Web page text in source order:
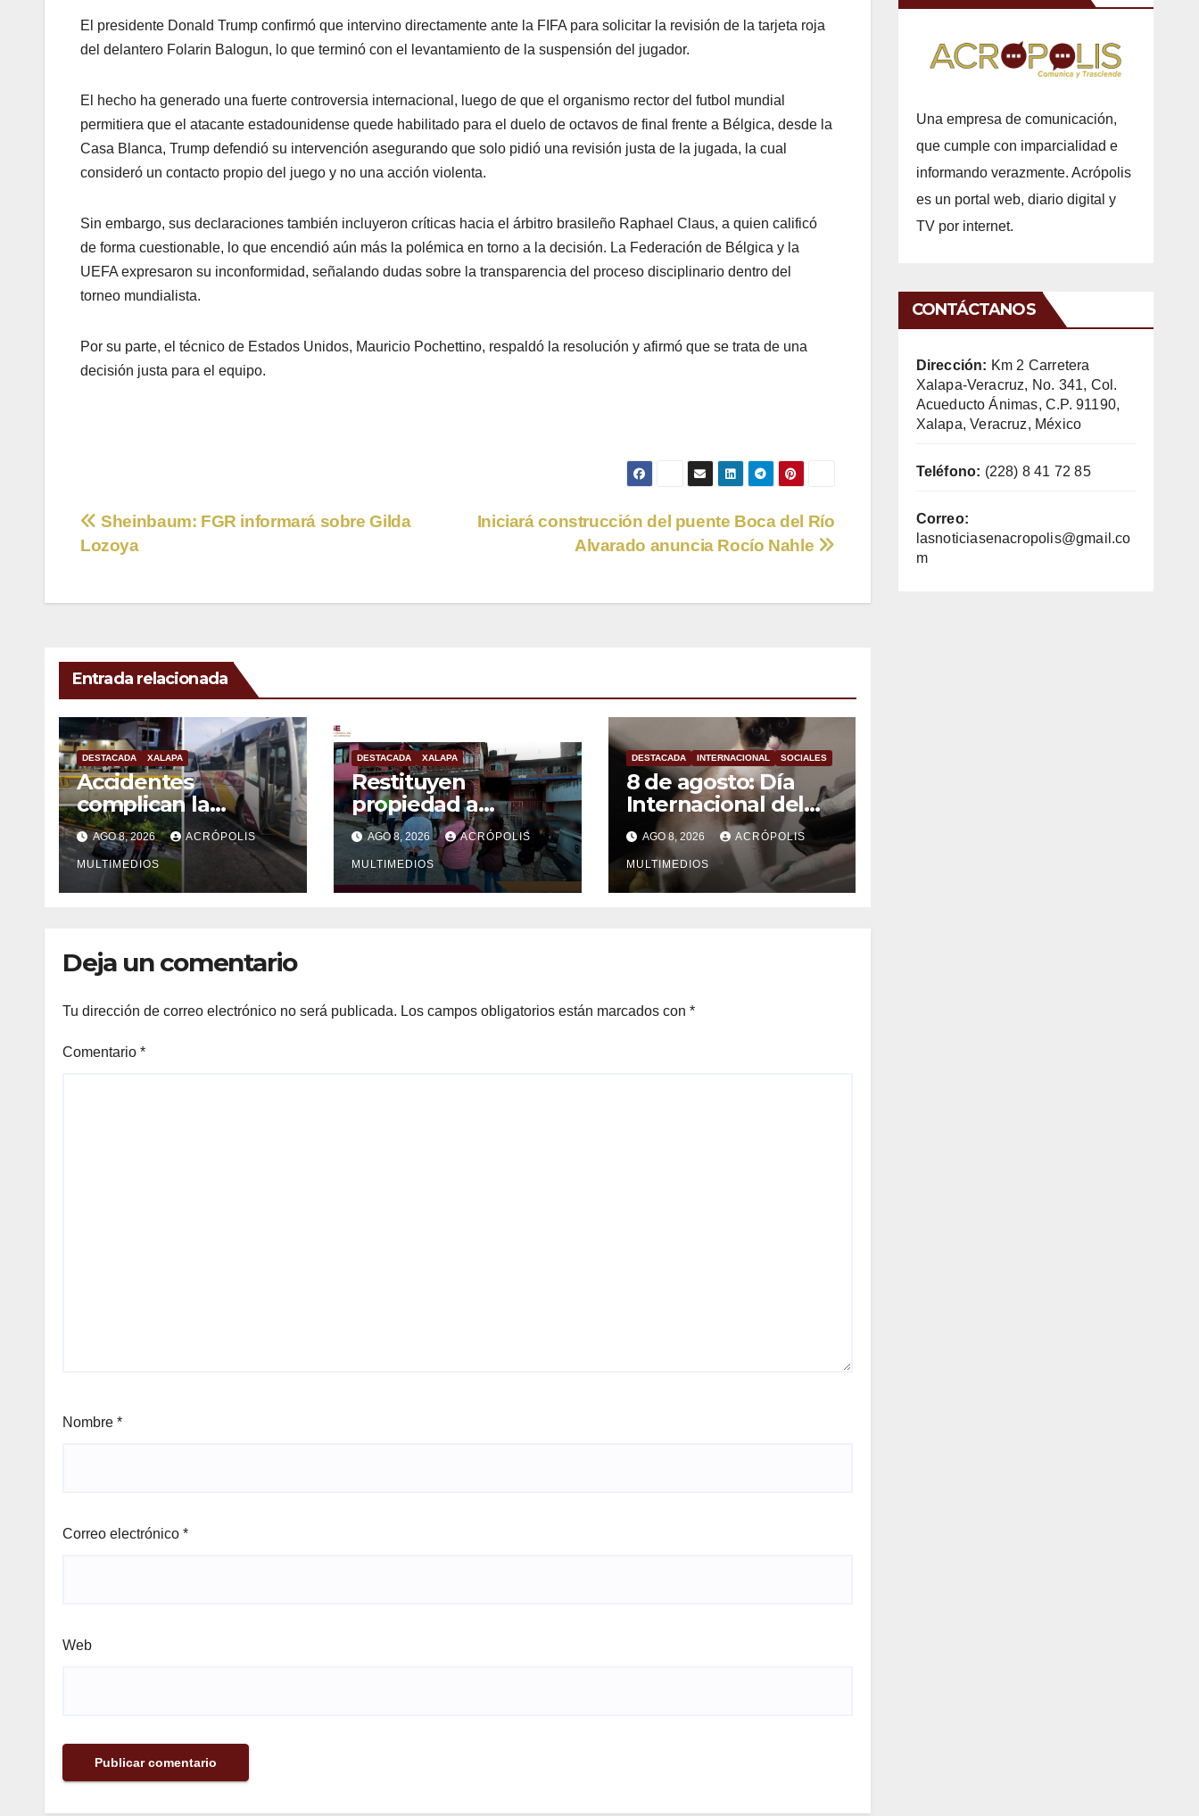
El presidente Donald Trump confirmó que intervino directamente ante la FIFA para solicitar la revisión de la tarjeta roja
del delantero Folarin Balogun, lo que terminó con el levantamiento de la suspensión del jugador.
El hecho ha generado una fuerte controversia internacional, luego de que el organismo rector del futbol mundial
permitiera que el atacante estadounidense quede habilitado para el duelo de octavos de final frente a Bélgica, desde la
Casa Blanca, Trump defendió su intervención asegurando que solo pidió una revisión justa de la jugada, la cual
consideró un contacto propio del juego y no una acción violenta.
Sin embargo, sus declaraciones también incluyeron críticas hacia el árbitro brasileño Raphael Claus, a quien calificó
de forma cuestionable, lo que encendió aún más la polémica en torno a la decisión. La Federación de Bélgica y la
UEFA expresaron su inconformidad, señalando dudas sobre la transparencia del proceso disciplinario dentro del
torneo mundialista.
Por su parte, el técnico de Estados Unidos, Mauricio Pochettino, respaldó la resolución y afirmó que se trata de una
decisión justa para el equipo.
Navegación
entradas
Iniciará construcción del puente Boca del Río
Alvarado anuncia Rocío Nahle
Sheinbaum: FGR informará sobre Gilda
Lozoya
Entrada relacionada
DESTACADA XALAPA
Accidentes
complican la
mañana en Xalapa
AGO 8, 2026 ACRÓPOLIS
MULTIMEDIOS
DESTACADA XALAPA
Restituyen
propiedad a
víctimas en Xalapa
AGO 8, 2026 ACRÓPOLIS
MULTIMEDIOS
DESTACADA INTERNACIONAL SOCIALES
8 de agosto: Día
Internacional del
Gato
AGO 8, 2026 ACRÓPOLIS
MULTIMEDIOS
Deja un comentario
Tu dirección de correo electrónico no será publicada. Los campos obligatorios están marcados con *
Comentario *
Nombre *
Correo electrónico *
Web
Una empresa de comunicación,
que cumple con imparcialidad e
informando verazmente. Acrópolis
es un portal web, diario digital y
TV por internet.
CONTÁCTANOS
Dirección: Km 2 Carretera
Xalapa-Veracruz, No. 341, Col.
Acueducto Ánimas, C.P. 91190,
Xalapa, Veracruz, México
Teléfono: (228) 8 41 72 85
Correo:
lasnoticiasenacropolis@gmail.co
m